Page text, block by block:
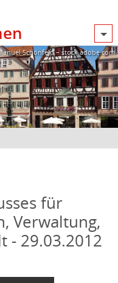
Schönfeld – stock.adobe.com
für
Verwaltung,
- 29.03.2012